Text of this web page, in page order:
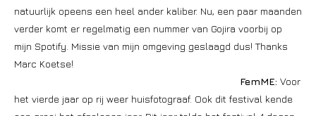
natuurlijk opeens een heel ander kaliber. Nu, een paar maanden
verder komt er regelmatig een nummer van Gojira voorbij op
mijn Spotify. Missie van mijn omgeving geslaagd dus! Thanks
Marc Koetse!
FemME: Voor
het vierde jaar op rij weer huisfotograaf. Ook dit festival kende